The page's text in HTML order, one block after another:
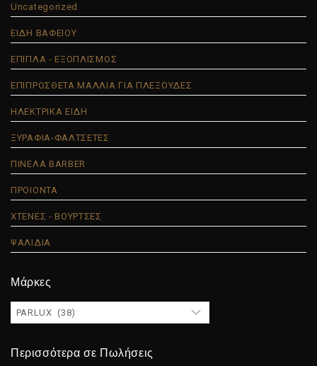
Uncategorized
ΕΙΔΗ ΒΑΦΕΙΟΥ
ΕΠΙΠΛΑ - ΕΞΟΠΛΙΣΜΟΣ
ΕΠΙΠΡΟΣΘΕΤΑ ΜΑΛΛΙΑ ΓΙΑ ΠΛΕΞΟΥΔΕΣ
ΗΛΕΚΤΡΙΚΑ ΕΙΔΗ
ΞΥΡΑΦΙΑ-ΦΑΛΤΣΕΤΕΣ
ΠΙΝΕΛΑ BARBER
ΠΡΟΙΟΝΤΑ
ΧΤΕΝΕΣ - ΒΟΥΡΤΣΕΣ
ΨΑΛΙΔΙΑ
Μάρκες
Περισσότερα σε Πωλήσεις